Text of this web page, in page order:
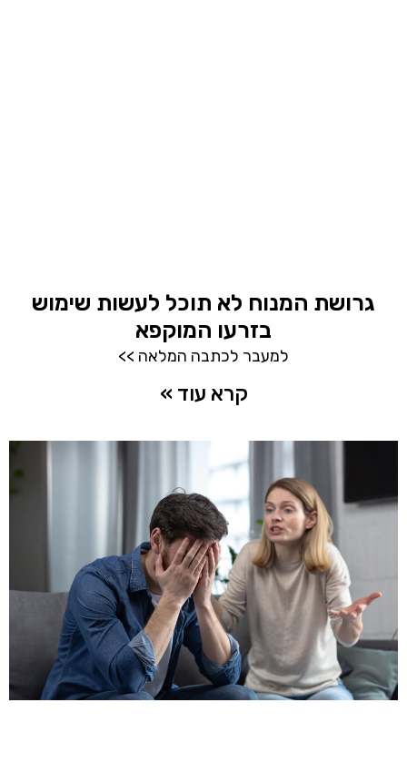
גרושת המנוח לא תוכל לעשות שימוש
בזרעו המוקפא
למעבר לכתבה המלאה >>
קרא עוד »